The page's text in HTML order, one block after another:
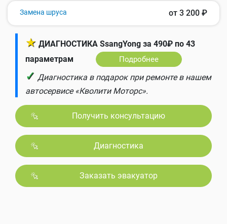
Замена шруса от 3 200 ₽
★ ДИАГНОСТИКА SsangYong за 490₽ по 43
параметрам
Подробнее
✓ Диагностика в подарок при ремонте в нашем
автосервисе «Кволити Моторс».
Получить консультацию
Диагностика
Заказать эвакуатор